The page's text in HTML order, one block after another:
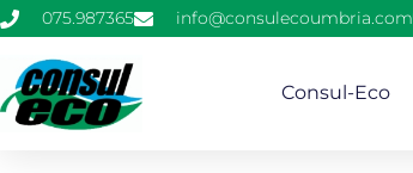
075.987365 info@consulecoumbria.com
Consul-Eco